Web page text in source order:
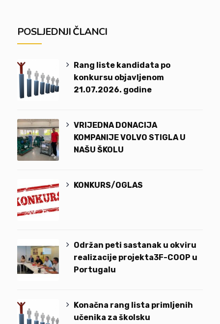
POSLJEDNJI ČLANCI
Rang liste kandidata po
konkursu objavljenom
21.07.2026. godine
VRIJEDNA DONACIJA
KOMPANIJE VOLVO STIGLA U
NAŠU ŠKOLU
KONKURS/OGLAS
Održan peti sastanak u okviru
realizacije projekta3F-COOP u
Portugalu
Konačna rang lista primljenih
učenika za školsku